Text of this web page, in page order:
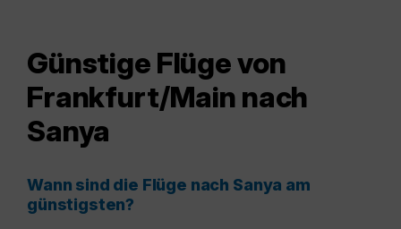
Günstige Flüge von
Frankfurt/Main nach
Sanya
Wann sind die Flüge nach Sanya am
günstigsten?